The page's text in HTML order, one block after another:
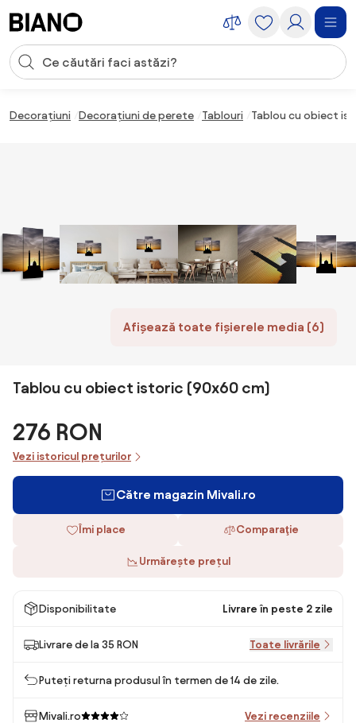
Introducerea căutării
Decorațiuni Decorațiuni de perete Tablouri Tablou cu obiect
Afișează toate fișierele media (6)
Tablou cu obiect istoric (90x60 cm)
276 RON
Vezi istoricul prețurilor
Către magazin Mivali.ro
Îmi place Comparaţie
Urmărește prețul
Disponibilitate Livrare în peste 2 zile
Livrare de la 35 RON Toate livrările
Puteți returna produsul în termen de 14 de zile.
Mivali.ro Vezi recenziile